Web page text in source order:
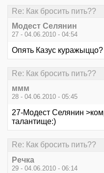
Re: Как бросить пить??
Модест Селянин
27 - 04.06.2010 - 04:54
Опять Казус
Re: Как бросить пить??
ммм
28 - 04.06.2010 - 05:45
27-Модест Селянин
талантище:)
Re: Как бросить пить??
Речка
29 - 04.06.2010 - 06:14